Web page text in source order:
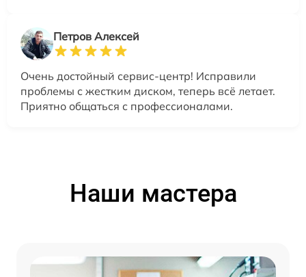
Петров Алексей
Очень достойный сервис-центр! Исправили
проблемы с жестким диском, теперь всё летает.
Приятно общаться с профессионалами.
Наши мастера